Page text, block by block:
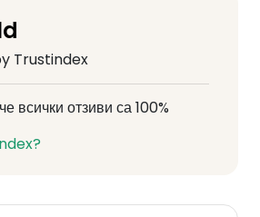
Trustindex
всички отзиви са 100%